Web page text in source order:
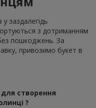
у заздалегідь
з дотриманням
пошкоджень. За
привозимо букет в
створення
?